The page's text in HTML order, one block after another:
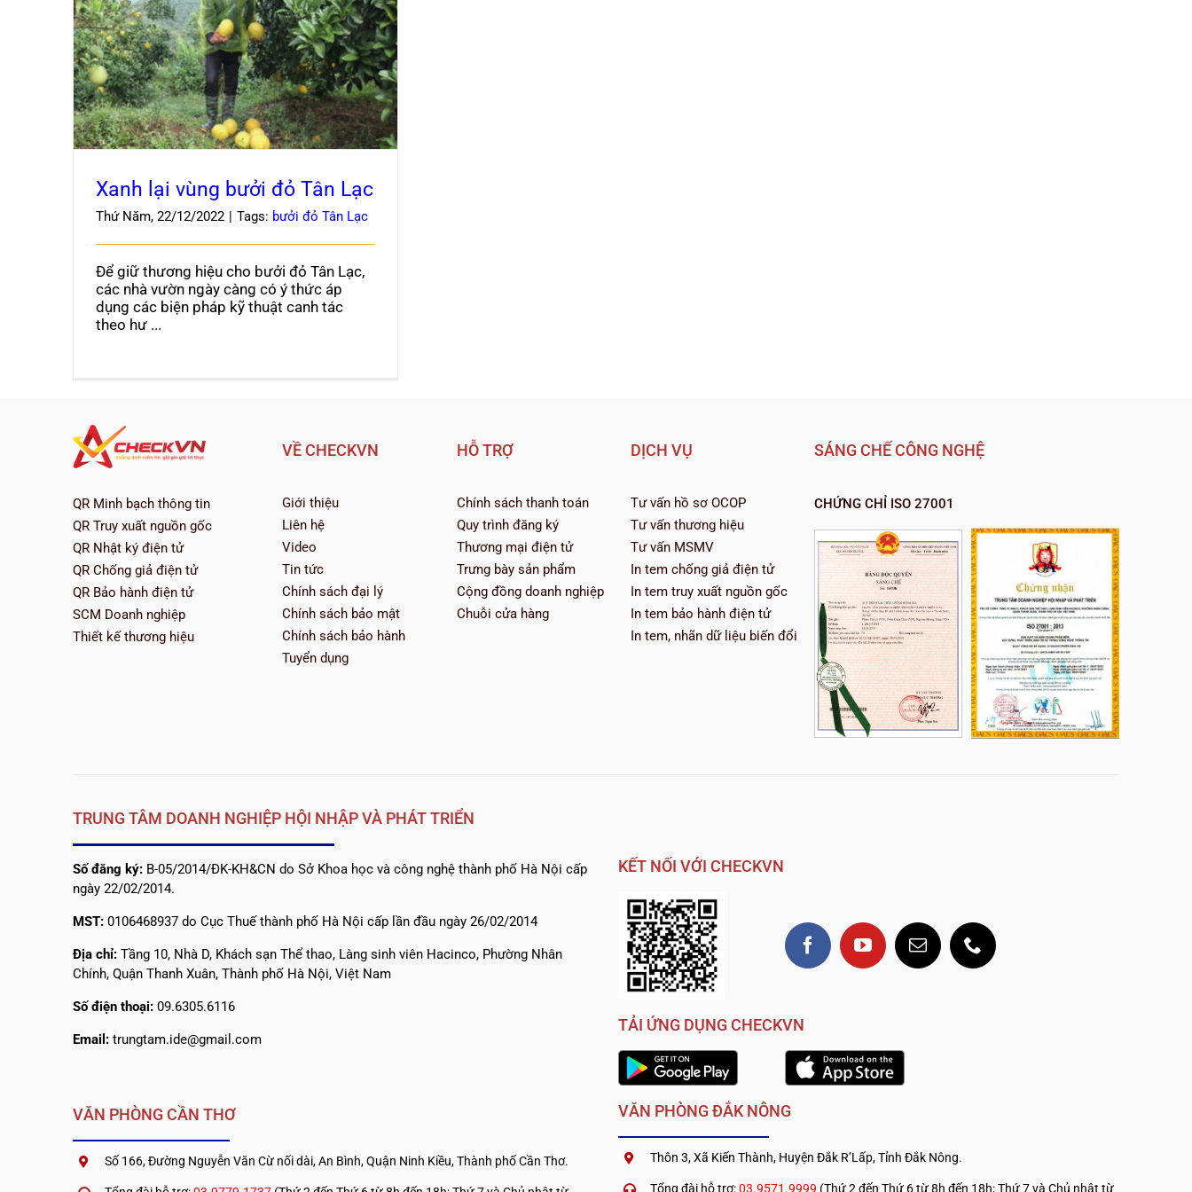
Xanh lại vùng bưởi đỏ Tân Lạc
Xanh lại vùng bưởi đỏ Tân Lạc
Thứ Năm, 22/12/2022 | Tags: bưởi đỏ Tân Lạc
Để giữ thương hiệu cho bưởi đỏ Tân Lạc,
các nhà vườn ngày càng có ý thức áp
dụng các biện pháp kỹ thuật canh tác
theo hư ...
QR Minh bạch thông tin
QR Truy xuất nguồn gốc
QR Nhật ký điện tử
QR Chống giả điện tử
QR Bảo hành điện tử
SCM Doanh nghiệp
Thiết kế thương hiệu
VỀ CHECKVN
Giới thiệu
Liên hệ
Video
Tin tức
Chính sách đại lý
Chính sách bảo mật
Chính sách bảo hành
Tuyển dụng
HỖ TRỢ
Chính sách thanh toán
Quy trình đăng ký
Thương mại điện tử
Trưng bày sản phẩm
Cộng đồng doanh nghiệp
Chuỗi cửa hàng
DỊCH VỤ
Tư vấn hồ sơ OCOP
Tư vấn thương hiệu
Tư vấn MSMV
In tem chống giả điện tử
In tem truy xuất nguồn gốc
In tem bảo hành điện tử
In tem, nhãn dữ liệu biến đổi
SÁNG CHẾ CÔNG NGHỆ
CHỨNG CHỈ ISO 27001
TRUNG TÂM DOANH NGHIỆP HỘI NHẬP VÀ PHÁT TRIỂN
Số đăng ký: B-05/2014/ĐK-KH&CN do Sở Khoa học và công nghệ thành phố Hà Nội cấp
ngày 22/02/2014.
MST: 0106468937 do Cục Thuế thành phố Hà Nội cấp lần đầu ngày 26/02/2014
Địa chỉ: Tầng 10, Nhà D, Khách sạn Thể thao, Làng sinh viên Hacinco, Phường Nhân
Chính, Quận Thanh Xuân, Thành phố Hà Nội, Việt Nam
Số điện thoại: 09.6305.6116
Email: trungtam.ide@gmail.com
VĂN PHÒNG CẦN THƠ
Số 166, Đường Nguyễn Văn Cừ nối dài, An Bình, Quận Ninh Kiều, Thành phố Cần Thơ.
KẾT NỐI VỚI CHECKVN
TẢI ỨNG DỤNG CHECKVN
VĂN PHÒNG ĐẮK NÔNG
Thôn 3, Xã Kiến Thành, Huyện Đắk R’Lấp, Tỉnh Đắk Nông.
Tổng đài hỗ trợ:03.9571.9999 (Thứ 2 đến Thứ 6 từ 8h đến 18h; Thứ 7 và Chủ nhật từ